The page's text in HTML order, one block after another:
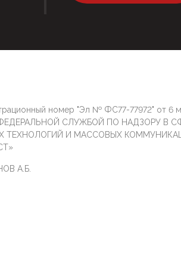
номер "Эл № ФС77-77972" от 6
ФЕДЕРАЛЬНОЙ СЛУЖБОЙ ПО НАДЗОРУ В
ТЕХНОЛОГИЙ И МАССОВЫХ
А.Б.